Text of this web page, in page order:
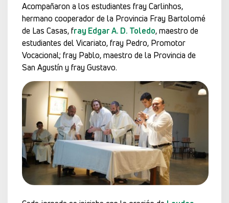
Acompañaron a los estudiantes fray Carlinhos,
hermano cooperador de la Provincia Fray Bartolomé
de Las Casas, fray Edgar A. D. Toledo, maestro de
estudiantes del Vicariato, fray Pedro, Promotor
Vocacional; fray Pablo, maestro de la Provincia de
San Agustín y fray Gustavo.